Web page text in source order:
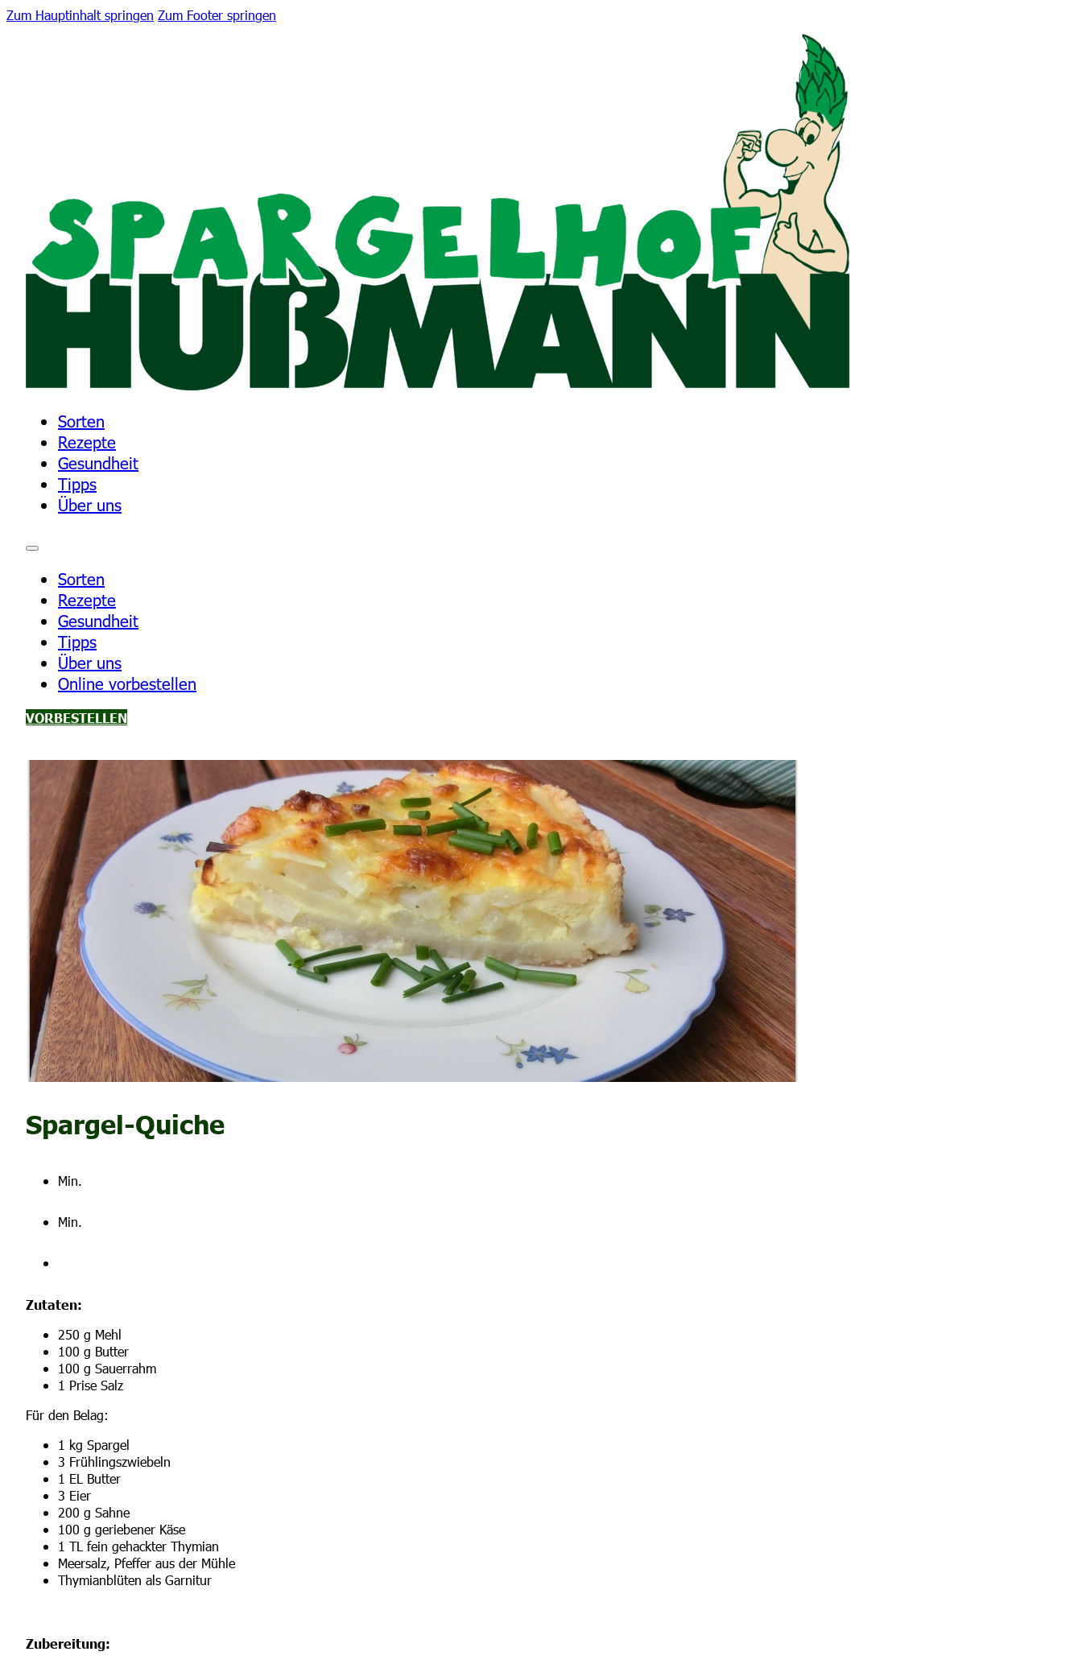
Zum Hauptinhalt springen Zum Footer springen
Sorten
Rezepte
Gesundheit
Tipps
Über uns
Sorten
Rezepte
Gesundheit
Tipps
Über uns
Online vorbestellen
VORBESTELLEN
Spargel-Quiche
Min.
Min.
Zutaten:
250 g Mehl
100 g Butter
100 g Sauerrahm
1 Prise Salz
Für den Belag:
1 kg Spargel
3 Frühlingszwiebeln
1 EL Butter
3 Eier
200 g Sahne
100 g geriebener Käse
1 TL fein gehackter Thymian
Meersalz, Pfeffer aus der Mühle
Thymianblüten als Garnitur
Zubereitung: